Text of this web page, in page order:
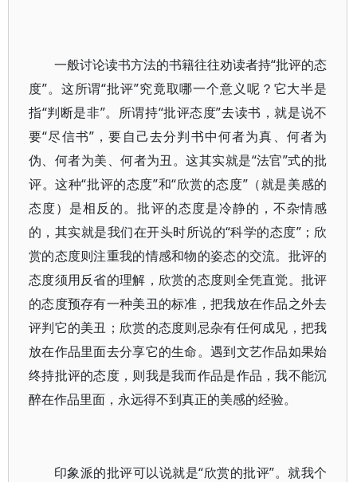
一般讨论读书方法的书籍往往劝读者持“批评的态
度”。这所谓“批评”究竟取哪一个意义呢？它大半是
指“判断是非”。所谓持“批评态度”去读书，就是说不
要“尽信书”，要自己去分判书中何者为真、何者为
伪、何者为美、何者为丑。这其实就是“法官”式的批
评。这种“批评的态度”和“欣赏的态度”（就是美感的
态度）是相反的。批评的态度是冷静的，不杂情感
的，其实就是我们在开头时所说的“科学的态度”；欣
赏的态度则注重我的情感和物的姿态的交流。批评的
态度须用反省的理解，欣赏的态度则全凭直觉。批评
的态度预存有一种美丑的标准，把我放在作品之外去
评判它的美丑；欣赏的态度则忌杂有任何成见，把我
放在作品里面去分享它的生命。遇到文艺作品如果始
终持批评的态度，则我是我而作品是作品，我不能沉
醉在作品里面，永远得不到真正的美感的经验。
印象派的批评可以说就是“欣赏的批评”。就我个